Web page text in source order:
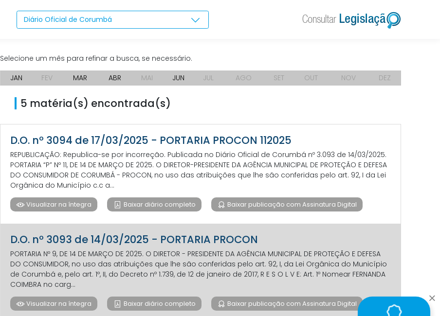
Diário Oficial de Corumbá
Selecione um mês para refinar a busca, se necessário.
JAN
FEV MAR ABR MAI JUN JUL AGO SET OUT NOV DEZ
5 matéria(s) encontrada(s)
D.O. nº 3094 de 17/03/2025 - PORTARIA PROCON 112025
REPUBLICAÇÃO: Republica-se por incorreção. Publicada no Diário Oficial de Corumbá nº 3.093 de 14/03/2025.
PORTARIA “P” Nº 11, DE 14 DE MARÇO DE 2025. O DIRETOR-PRESIDENTE DA AGÊNCIA MUNICIPAL DE PROTEÇÃO E DEFESA
DO CONSUMIDOR DE CORUMBÁ - PROCON, no uso das atribuições que lhe são conferidas pelo art. 92, I da Lei
Orgânica do Município c.c a...
Visualizar na íntegra Baixar diário completo Baixar publicação com Assinatura Digital
D.O. nº 3093 de 14/03/2025 - PORTARIA PROCON
PORTARIA Nº 9, DE 14 DE MARÇO DE 2025. O DIRETOR - PRESIDENTE DA AGÊNCIA MUNICIPAL DE PROTEÇÃO E DEFESA
DO CONSUMIDOR, no uso das atribuições que lhe são conferidas pelo art. 92, I, da Lei Orgânica do Município
de Corumbá e, pelo art. 1º, II, do Decreto nº 1.739, de 12 de janeiro de 2017, R E S O L V E: Art. 1º Nomear FERNANDA
COIMBRA no carg...
Visualizar na íntegra Baixar diário completo Baixar publicação com Assinatura Digital